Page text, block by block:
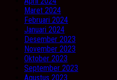
Maret 2024
Februari 2024
Januari 2024
Desember 2023
November 2023
Oktober 2023
September 2023
Agustus 2023